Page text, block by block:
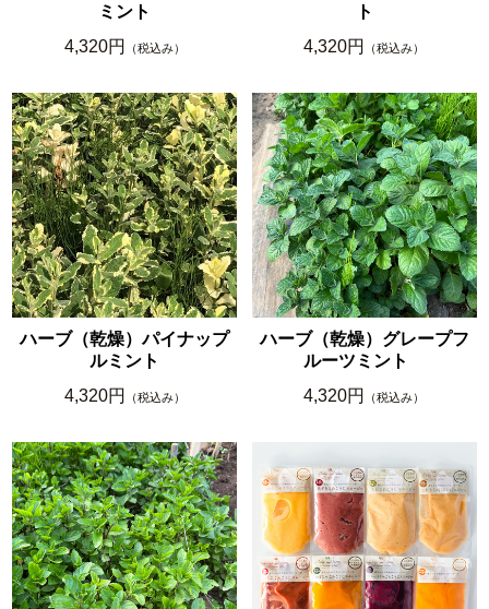
ミント
4,320円
（税込み）
ト
4,320円
（税込み）
ハーブ（乾燥）パイナップ
ルミント
4,320円
（税込み）
ハーブ（乾燥）グレープフ
ルーツミント
4,320円
（税込み）